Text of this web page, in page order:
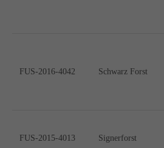
FUS-2016-4042 Schwarz Forst
FUS-2015-4013 Signerforst